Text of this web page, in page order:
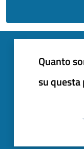
Quanto
su questa